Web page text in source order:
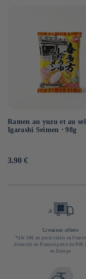
Ramen au yuzu et au sel
Igarashi Seimen ⋅ 98g
Prix
3.90 €
Livraison offerte
*dès 50€ en point relais en
domicile en Franceà partir de 90€
en Europe